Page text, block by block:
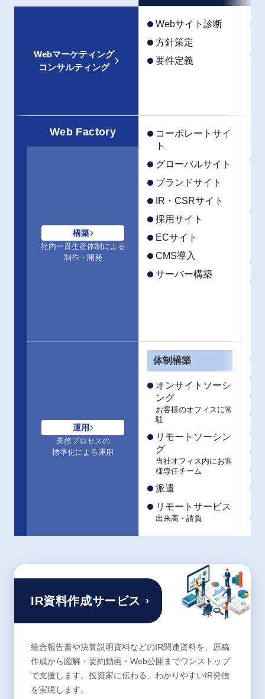
Webマーケティング
コンサルティング
Webサイト診断
方針策定
要件定義
Web Factory
構築
社内一貫生産体制による
制作・開発
運用
業務プロセスの
標準化による運用
コーポレートサイ
ト
グローバルサイト
ブランドサイト
IR・CSRサイト
採用サイト
ECサイト
CMS導入
サーバー構築
体制構築
オンサイトソーシ
ング
お客様のオフィスに常
駐
リモートソーシン
グ
当社オフィス内にお客
様専任チーム
派遣
リモートサービス
出来高・請負
IR資料作成サービス ›
統合報告書や決算説明資料などのIR関連資料を、原稿
作成から図解・要約動画・Web公開までワンストップ
で支援します。投資家に伝わる、わかりやすいIR発信
を実現します。